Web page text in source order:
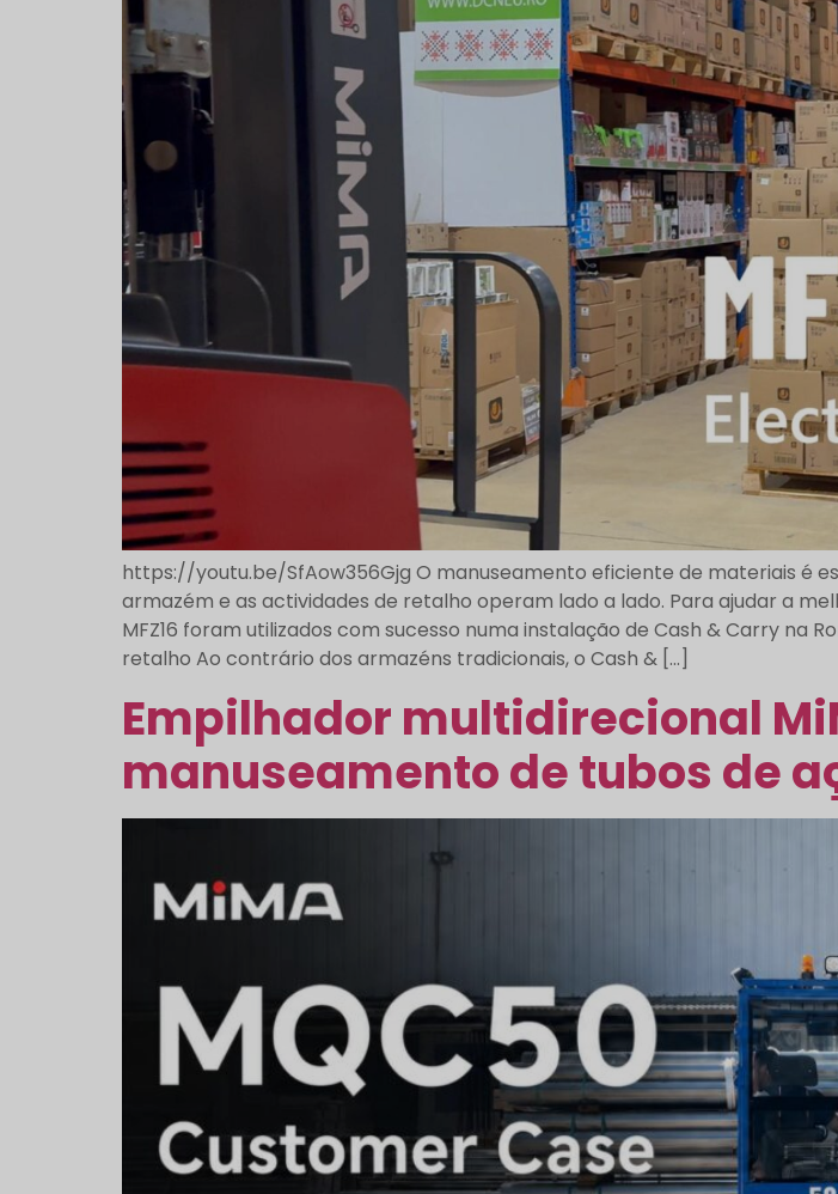
https://youtu.be/SfAow356Gjg O manuseamento eficiente de materiais é
armazém e as actividades de retalho operam lado a lado. Para ajudar a
MFZ16 foram utilizados com sucesso numa instalação de Cash & Carry na
retalho Ao contrário dos armazéns tradicionais, o Cash & [...]
Empilhador multidirecional
manuseamento de tubos de